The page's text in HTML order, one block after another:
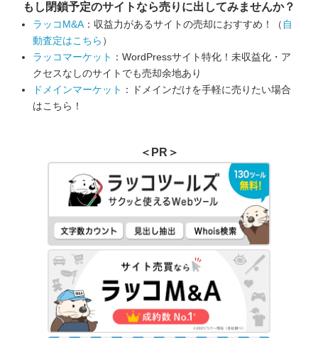
もし閉鎖予定のサイトなら売りに出してみませんか？
ラッコM&A ：収益力があるサイトの売却におすすめ！（ 自
動査定はこちら ）
ラッコマーケット ：WordPressサイト特化！未収益化・ア
クセスなしのサイトでも売却余地あり
ドメインマーケット ：ドメインだけを手軽に売りたい場合
はこちら！
＜PR＞